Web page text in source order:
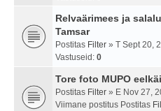
Relvaärimees ja
Tamsar
Postitas Filter » T Sept 20,
Vastuseid: 0
Tore foto MUPO
Postitas Filter » E Nov 27,
Viimane postitus Postitas